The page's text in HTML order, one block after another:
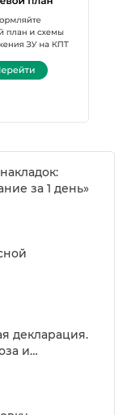
за 1 день»
декларация.
и